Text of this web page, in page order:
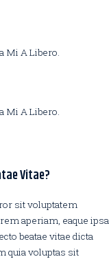
Mi A Libero.
Mi A Libero.
Vitae?
sit voluptatem
aperiam, eaque ipsa
beatae vitae dicta
quia voluptas sit